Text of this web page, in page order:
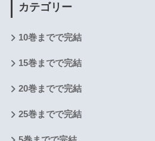
カテゴリー
10巻までで完結
15巻までで完結
20巻までで完結
25巻までで完結